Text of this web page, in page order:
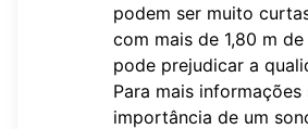
podem ser muito
com mais de 1,80 m
pode prejudicar a
Para mais informações
importância de um